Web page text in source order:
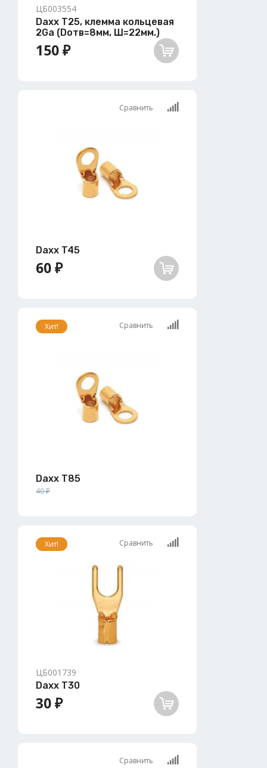
ЦБ003554
Daxx T25, клемма кольцевая
2Ga (Dотв=8мм, Ш=22мм.)
150 ₽
Сравнить
Daxx T45
60 ₽
Хит! Сравнить
Daxx T85
40 ₽
Хит! Сравнить
ЦБ001739
Daxx T30
30 ₽
Сравнить